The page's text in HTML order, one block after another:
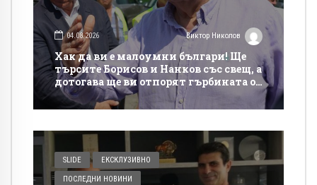
04.08.2026 Виктор Николов
Хак да ви е малоумни българи! Ще
търсите Борисов и Нанков със свещ, а
дотогава ще ви отпорят гърбината от
такси на магистралите
SLIDE ЕКСКЛУЗИВНО
ПОСЛЕДНИ НОВИНИ